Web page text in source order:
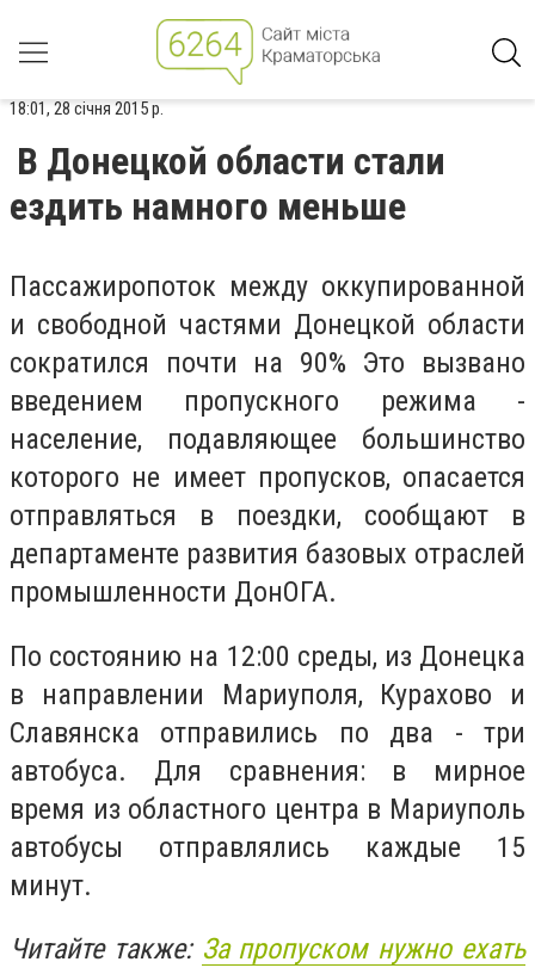
18:01, 28 січня 2015 р.
В Донецкой области стали
ездить намного меньше
Пассажиропоток между оккупированной
и свободной частями Донецкой области
сократился почти на 90% Это вызвано
введением пропускного режима -
население, подавляющее большинство
которого не имеет пропусков, опасается
отправляться в поездки, сообщают в
департаменте развития базовых отраслей
промышленности ДонОГА.
По состоянию на 12:00 среды, из Донецка
в направлении Мариуполя, Курахово и
Славянска отправились по два - три
автобуса. Для сравнения: в мирное
время из областного центра в Мариуполь
автобусы отправлялись каждые 15
минут.
Читайте также: За пропуском нужно ехать